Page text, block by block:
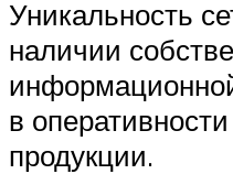
Уникальность
наличии
в
продукции.